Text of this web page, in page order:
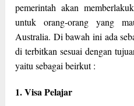
pemerintah akan
untuk orang-orang yang
Australia. Di bawah ini ada
di terbitkan sesuai dengan
yaitu sebagai beirkut :
1. Visa Pelajar